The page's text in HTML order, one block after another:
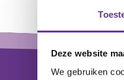
Deze website
We gebruiken